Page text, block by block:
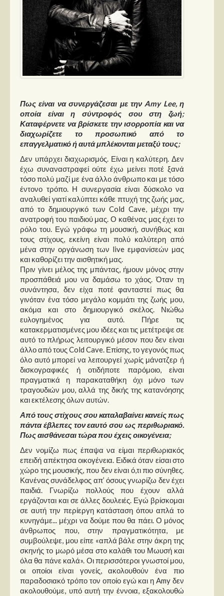
Πως είναι να συνεργάζεσαι με την Amy Lee, η
οποία είναι η σύντροφός σου στη ζωή;
Καταφέρνετε να βρίσκετε την ισορροπία και να
διαχωρίζετε το προσωπικό από το
επαγγελματικό ή αυτά μπλέκονται μεταξύ τους;
Δεν υπάρχει διαχωρισμός. Είναι η καλύτερη. Δεν
έχω συναναστραφεί ούτε έχω μείνει ποτέ ξανά
τόσο πολύ μαζί με ένα άλλο άνθρωπο και με τόσο
έντονο τρόπο. Η συνεργασία είναι δύσκολο να
αναλυθεί γιατί καλύπτει κάθε πτυχή της ζωής μας,
από το δημιουργικό των Cold Cave, μέχρι την
ανατροφή του παιδιού μας. Ο καθένας μας έχει το
ρόλο του. Εγώ γράφω τη μουσική, συνήθως και
τους στίχους, εκείνη είναι πολύ καλύτερη από
μένα στην οργάνωση των live εμφανίσεών μας
και καθορίζει την αισθητική μας.
Πριν γίνει μέλος της μπάντας, ήμουν μόνος στην
προσπάθειά μου να δαμάσω το χάος. Όταν τη
συνάντησα, δεν είχα ποτέ φανταστεί πως θα
γινόταν ένα τόσο μεγάλο κομμάτι της ζωής μου,
ακόμα και στο δημιουργικό σκέλος. Νιώθω
ευλογημένος για αυτό. Πήρε τις
κατακερματισμένες μου ιδέες και τις μετέτρεψε σε
αυτό το πλήρως λειτουργικό μέσον που δεν είναι
άλλο από τους Cold Cave. Επίσης, το γεγονός πως
όλο αυτό μπορεί να λειτουργεί χωρίς μάνατζερ ή
δισκογραφικές ή οτιδήποτε παρόμοιο, είναι
πραγματικά η παρακαταθήκη όχι μόνο των
τραγουδιών μου, αλλά της δικής της κατανόησης
και εκτέλεσης όλων αυτών.
Από τους στίχους σου καταλαβαίνει κανείς πως
πάντα έβλεπες τον εαυτό σου ως περιθωριακό.
Πως αισθάνεσαι τώρα που έχεις οικογένεια;
Δεν νομίζω πως έπαψα να είμαι περιθωριακός
επειδή απέκτησα οικογένεια. Ειδικά όταν είσαι στο
χώρο της μουσικής, που δεν είναι ό,τι πιο σύνηθες.
Κανένας συνάδελφος απ’ όσους γνωρίζω δεν έχει
παιδιά. Γνωρίζω πολλούς που έχουν αλλά
εργάζονται και σε άλλες δουλειές. Εγώ βρίσκομαι
σε αυτή την περίεργη κατάσταση όπου απλά το
κυνηγάμε... μέχρι να δούμε που θα πάει. Ο μόνος
άνθρωπος που, στην πραγματικότητα, με
συμβούλεψε, μου είπε «απλά βάλε στην άκρη της
σκηνής το μωρό μέσα στο καλάθι του Μωυσή και
όλα θα πάνε καλά». Οι περισσότεροι γνωστοί μου,
οι οποίοι είναι γονείς, ακολουθούν ένα πιο
παραδοσιακό τρόπο τον οποίο εγώ και η Amy δεν
ακολουθούμε, υπό αυτή την έννοια, εξακολουθώ